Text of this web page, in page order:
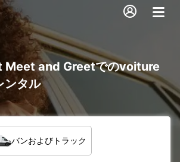
and Greetでのvoiture
ンタル
バンおよびトラック